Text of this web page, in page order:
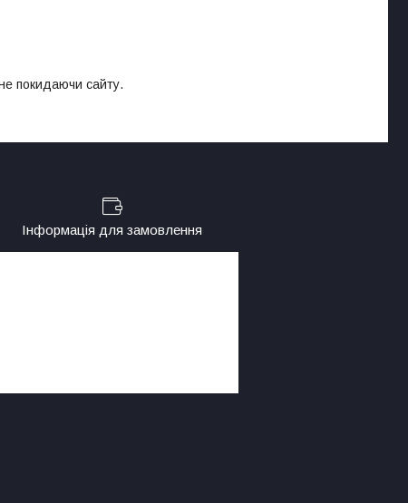
покидаючи сайту.
Інформація для замовлення